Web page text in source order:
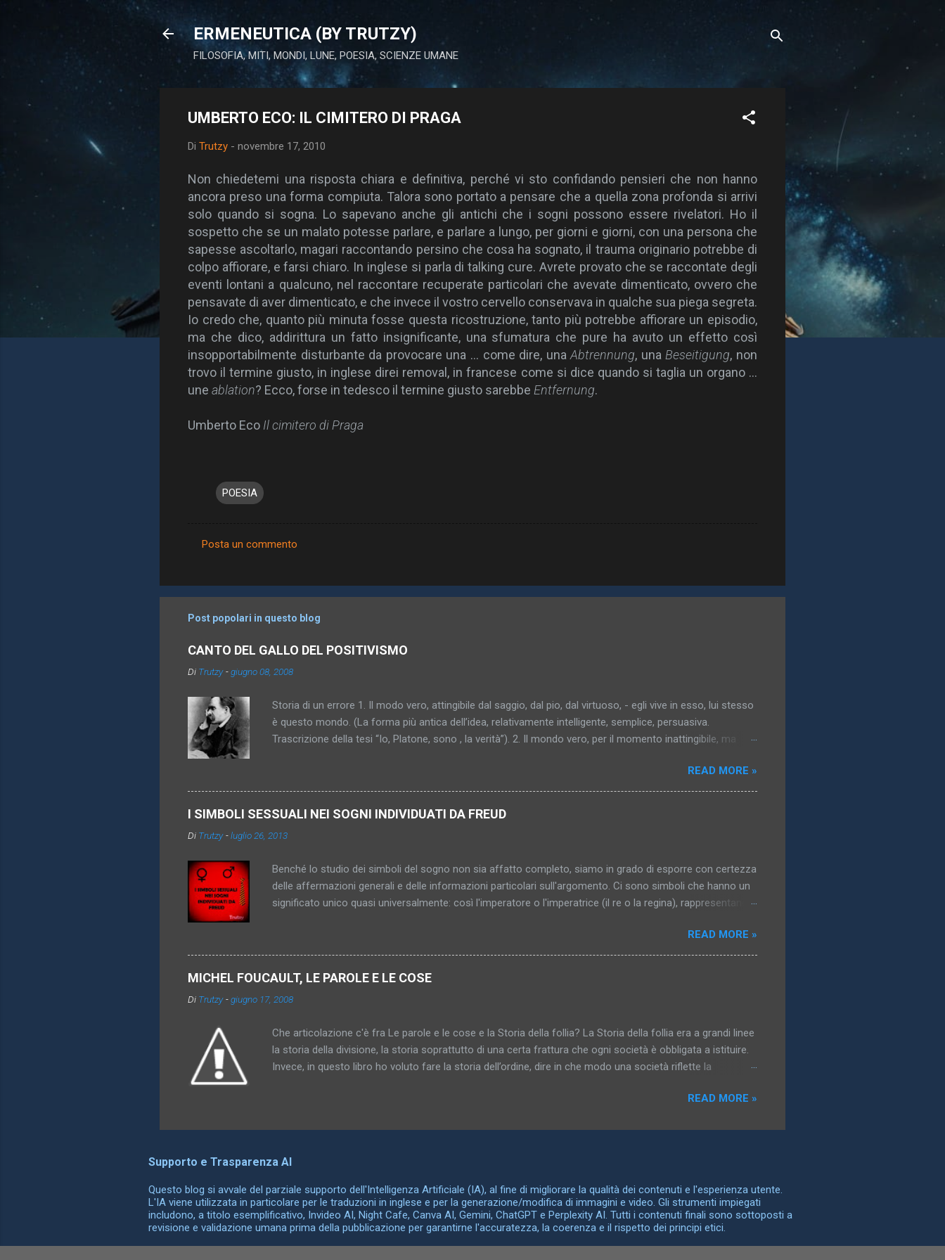
ERMENEUTICA (BY TRUTZY)
FILOSOFIA, MITI, MONDI, LUNE, POESIA, SCIENZE UMANE
UMBERTO ECO: IL CIMITERO DI PRAGA
Di Trutzy - novembre 17, 2010
Non chiedetemi una risposta chiara e definitiva, perché vi sto confidando pensieri che non hanno
ancora preso una forma compiuta. Talora sono portato a pensare che a quella zona profonda si arrivi
solo quando si sogna. Lo sapevano anche gli antichi che i sogni possono essere rivelatori. Ho il
sospetto che se un malato potesse parlare, e parlare a lungo, per giorni e giorni, con una persona che
sapesse ascoltarlo, magari raccontando persino che cosa ha sognato, il trauma originario potrebbe di
colpo affiorare, e farsi chiaro. In inglese si parla di talking cure. Avrete provato che se raccontate degli
eventi lontani a qualcuno, nel raccontare recuperate particolari che avevate dimenticato, ovvero che
pensavate di aver dimenticato, e che invece il vostro cervello conservava in qualche sua piega segreta.
Io credo che, quanto più minuta fosse questa ricostruzione, tanto più potrebbe affiorare un episodio,
ma che dico, addirittura un fatto insignificante, una sfumatura che pure ha avuto un effetto così
insopportabilmente disturbante da provocare una … come dire, unaAbtrennung, una Beseitigung, non
trovo il termine giusto, in inglese direi removal, in francese come si dice quando si taglia un organo …
une ablation? Ecco, forse in tedesco il termine giusto sarebbe Entfernung.
Umberto Eco Il cimitero di Praga
POESIA
m
m
n
t
i
Posta un commento
Post popolari in questo blog
CANTO DEL GALLO DEL POSITIVISMO
Di Trutzy -giugno 08, 2008
Storia di un errore 1. Il modo vero, attingibile dal saggio, dal pio, dal virtuoso, - egli vive in esso, lui stesso
è questo mondo. (La forma più antica dell’idea, relativamente intelligente, semplice, persuasiva.
Trascrizione della tesi “Io, Platone, sono , la verità”). 2. Il mondo vero, per il momento inattingibile, ma
diventa più sottile, più capziosa, più inafferrabile – diventa donna, si cristallizza..). 3. Il mondo vero,
inattingibile, indimostrabile, impromettibile, ma già in quanto pensato una consolazione, un obbligo, un
imperativo. (In fondo l’antico sole, ma attraverso nebbia e scetticismo; l’idea sublimata,pallida, nordica,
anche sconosciuto. Di conseguenza neppure consolante, salvifico, vincolante: a che ci potrebbe
READ MORE »
I SIMBOLI SESSUALI NEI SOGNI INDIVIDUATI DA FREUD
Di Trutzy -luglio 26, 2013
Benché lo studio dei simboli del sogno non sia affatto completo, siamo in grado di esporre con certezza
delle affermazioni generali e delle informazioni particolari sull'argomento. Ci sono simboli che hanno un
significato unico quasi universalmente: così l'imperatore o l'imperatrice (il re o la regina), rappresentano i
dei simboli del sogno serve a rappresentare persone, parti del corpo e attività di interesse erotico; in
particolare i genitali sono rappresentati da numerosi simboli spesso sorprendenti, e la più grande varietà
di oggetti serve ad indicarli simbolicamente. Armi appuntite, oggetti lunghi e rigidi, come tronchi e bastoni,
rappresentano l'organo genitale maschile; mentre armadi, scatole, carrozze e forni rappresentano
l'utero. In tali casi il tertium comparationis, l'elemento comune in queste sostituzioni, è immediatamente
READ MORE »
MICHEL FOUCAULT, LE PAROLE E LE COSE
Di Trutzy -giugno 17, 2008
Che articolazione c'è fra Le parole e le cose e la Storia della follia? La Storia della follia era a grandi linee
la storia della divisione, la storia soprattutto di una certa frattura che ogni società è obbligata a istituire.
Invece, in questo libro ho voluto fare la storia dell’ordine, dire in che modo una società riflette la
possono organizzarsi in reti, disegnarsi secondo schemi razionali. La Storia della follia è la storia della
ha dato al libro si ritrova la parola “archeologia” che era già nel sottotitolo della Nascita della clinica , e
esattamente una disciplina ma un campo di ricerca, che sarebbe il seguente. In una società le
conoscenze, le idee filosofich...
READ MORE »
Supporto e Trasparenza AI
Questo blog si avvale del parziale supporto dell'Intelligenza Artificiale (IA), al fine di migliorare la qualità dei contenuti e l'esperienza utente.
L'IA viene utilizzata in particolare per le traduzioni in inglese e per la generazione/modifica di immagini e video. Gli strumenti impiegati
includono, a titolo esemplificativo, Invideo AI, Night Cafe, Canva AI, Gemini, ChatGPT e Perplexity AI. Tutti i contenuti finali sono sottoposti a
revisione e validazione umana prima della pubblicazione per garantirne l'accuratezza, la coerenza e il rispetto dei principi etici.